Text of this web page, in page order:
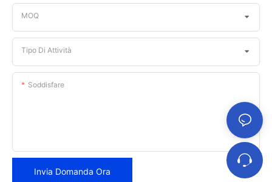
MOQ
Tipo Di Attività
Soddisfare
Invia Domanda Ora